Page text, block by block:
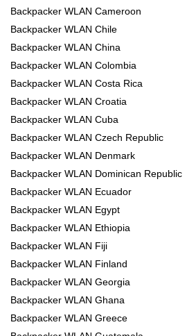
Backpacker WLAN Cameroon
Backpacker WLAN Chile
Backpacker WLAN China
Backpacker WLAN Colombia
Backpacker WLAN Costa Rica
Backpacker WLAN Croatia
Backpacker WLAN Cuba
Backpacker WLAN Czech Republic
Backpacker WLAN Denmark
Backpacker WLAN Dominican Republic
Backpacker WLAN Ecuador
Backpacker WLAN Egypt
Backpacker WLAN Ethiopia
Backpacker WLAN Fiji
Backpacker WLAN Finland
Backpacker WLAN Georgia
Backpacker WLAN Ghana
Backpacker WLAN Greece